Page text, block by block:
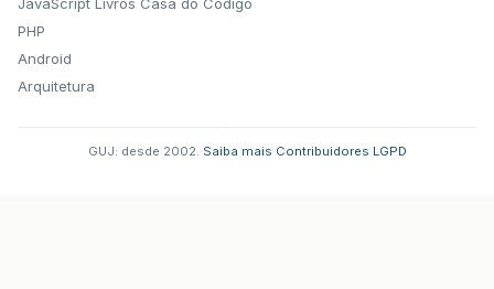
PHP
Android
Arquitetura
GUJ: desde 2002. Saiba mais Contribuidores LGPD